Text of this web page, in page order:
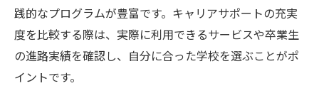
践的なプログラムが豊富です。キャリアサポートの充実
度を比較する際は、実際に利用できるサービスや卒業生
の進路実績を確認し、自分に合った学校を選ぶことがポ
イントです。